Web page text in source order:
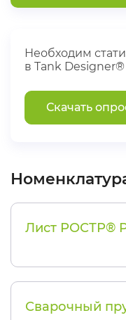
Необходим
в Tank Designer®
Скачать
Лист РОСТР®
Сварочный